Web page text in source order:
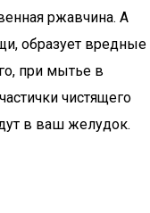
ржавчина. А
образует вредные
при мытье в
чистящего
в ваш желудок.